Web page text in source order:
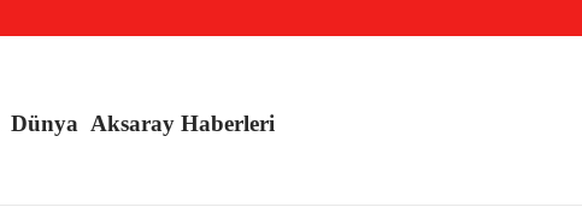
Dünya Aksaray Haberleri